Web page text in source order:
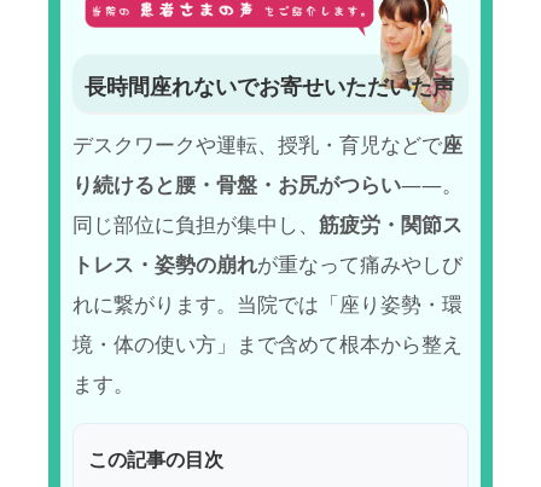
長時間座れないでお寄せいただいた声
デスクワークや運転、授乳・育児などで座
り続けると腰・骨盤・お尻がつらい——。
同じ部位に負担が集中し、筋疲労・関節ス
トレス・姿勢の崩れが重なって痛みやしび
れに繋がります。当院では「座り姿勢・環
境・体の使い方」まで含めて根本から整え
ます。
この記事の目次